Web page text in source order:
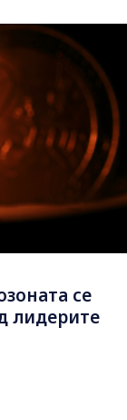
се
лидерите